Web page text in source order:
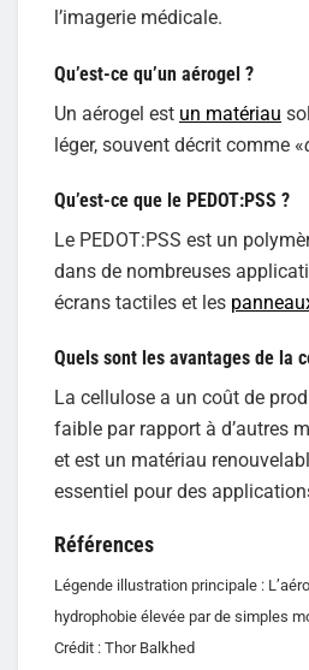
l’imagerie médicale.
Qu’est-ce qu’un aérogel ?
Un aérogel est un matériau
léger, souvent décrit comme «
Qu’est-ce que le PEDOT:PSS ?
Le PEDOT:PSS est un
dans de nombreuses
écrans tactiles et les
Quels sont les avantages de la
La cellulose a un coût de
faible par rapport à d’autres
et est un matériau
essentiel pour des
Références
Légende illustration principale :
hydrophobie élevée par de simples
Crédit : Thor Balkhed